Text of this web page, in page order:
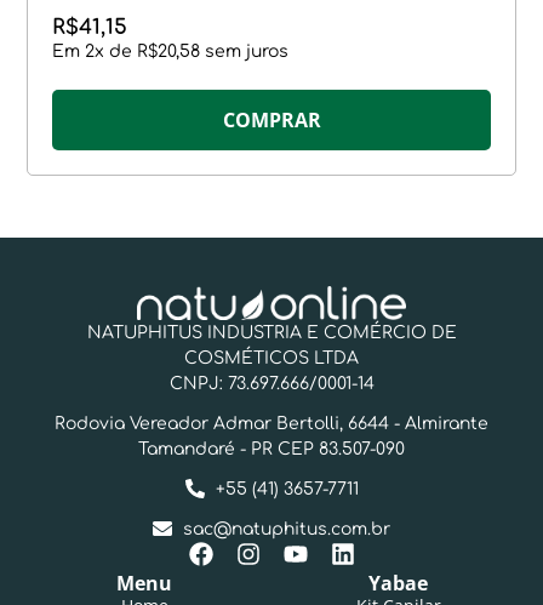
R$41,15
Em 2x de R$20,58 sem juros
COMPRAR
NATUPHITUS INDUSTRIA E COMÉRCIO DE
COSMÉTICOS LTDA
CNPJ: 73.697.666/0001-14
Rodovia Vereador Admar Bertolli, 6644 - Almirante
Tamandaré - PR CEP 83.507-090
+55 (41) 3657-7711
sac@natuphitus.com.br
Menu Yabae